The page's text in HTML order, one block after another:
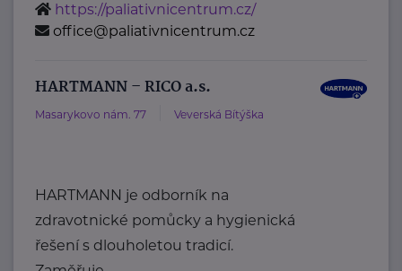
https://paliativnicentrum.cz/
office@paliativnicentrum.cz
HARTMANN – RICO a.s.
Masarykovo nám. 77 Veverská Bítýška
HARTMANN je odborník na
zdravotnické pomůcky a hygienická
řešení s dlouholetou tradicí.